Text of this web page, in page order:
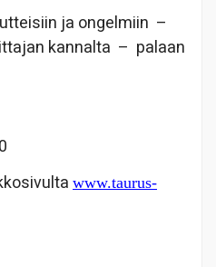
ja ongelmiin –
kannalta – palaan
www.taurus-